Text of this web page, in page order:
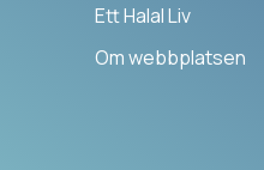
Ett Halal Liv
Om webbplatsen